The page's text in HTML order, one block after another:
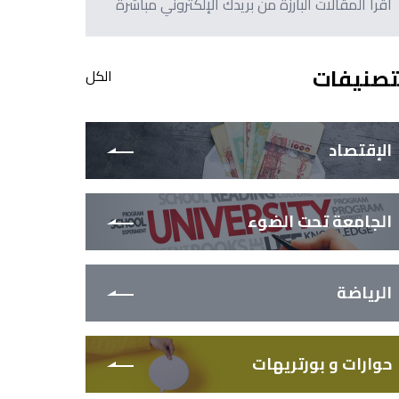
الكل
الإقتصاد
الجامعة تحت الضوء
الرياضة
حوارات و بورتريهات